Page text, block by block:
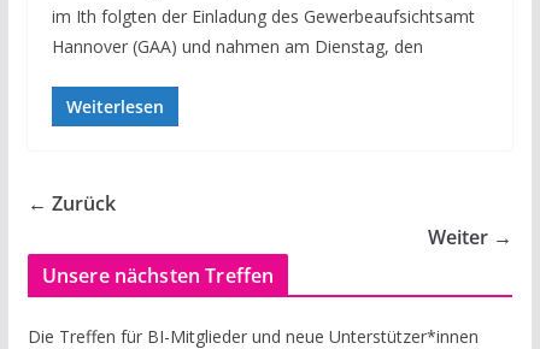
im Ith folgten der Einladung des Gewerbeaufsichtsamt
Hannover (GAA) und nahmen am Dienstag, den
Weiterlesen
← Zurück
Weiter →
Unsere nächsten Treffen
Die Treffen für BI-Mitglieder und neue Unterstützer*innen